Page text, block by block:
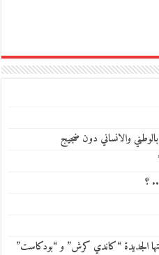
والانساني دون ضجيج
؟
الجديدة “كاندي كرش” و “بودكاست”